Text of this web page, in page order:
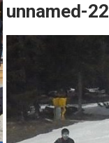
unnamed-22